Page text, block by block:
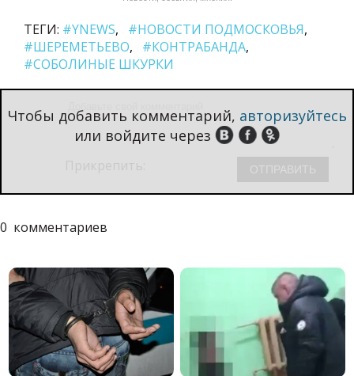
ТЕГИ: #YNEWS
#НОВОСТИ ПОДМОСКОВЬЯ
#ШЕРЕМЕТЬЕВО
#КОНТРАБАНДА
#СОБОЛИНЫЕ ШКУРКИ
Чтобы добавить комментарий, авторизуйтесь
или войдите через
0 комментариев